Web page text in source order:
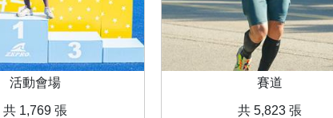
活動會場
共 1,769 張
賽道
共 5,823 張